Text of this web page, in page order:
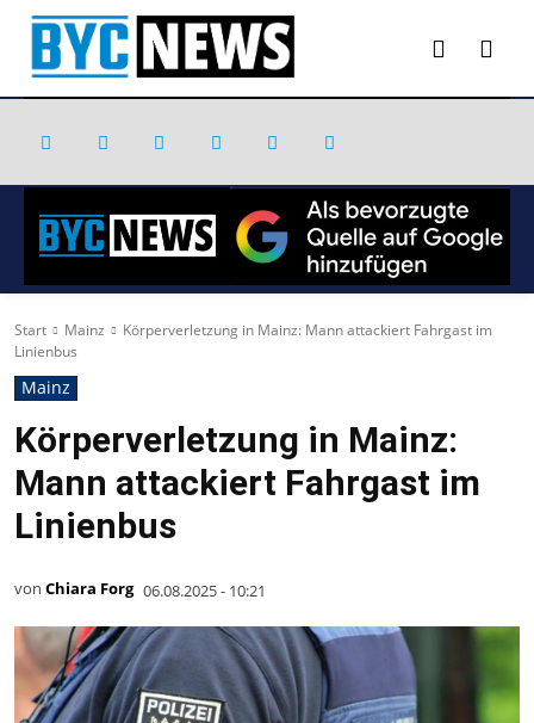
Start Mainz
Körperverletzung in Mainz: Mann attackiert Fahrgast im
Linienbus
Mainz
Körperverletzung in Mainz:
Mann attackiert Fahrgast im
Linienbus
von Chiara Forg 06.08.2025 - 10:21